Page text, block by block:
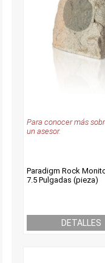
Para conocer más
un asesor.
Paradigm Rock
7.5 Pulgadas (pieza)
DETALLES